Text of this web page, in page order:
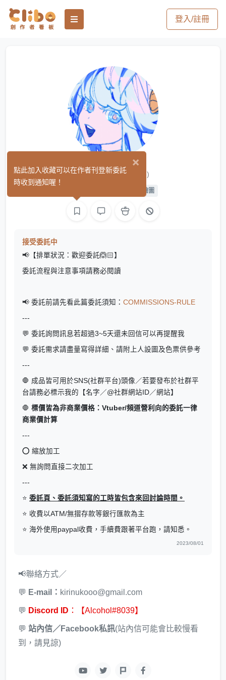
登入/註冊
Alcohol_ (13)
L2D 繪圖
接受委託中
📢【排單狀況：歡迎委託🙆🏻】
委託流程與注意事項請務必閱讀
📢 委託前請先看此篇委託須知： COMMISSIONS-RULE
---
💬 委託詢問訊息若超過3~5天還未回信可以再提醒我
💬 委託需求請盡量寫得詳細、請附上人設圖及色票供參考
---
🛑 成品皆可用於SNS(社群平台)頭像／若要發布於社群平
台請務必標示我的【名字／@社群網站ID／網站】
🛑 標價皆為非商業價格：Vtuber/頻道營利向的委託一律
商業價計算
---
⭕ 縮放加工
❌ 無詢問直接二次加工
---
⭐ 委託頁、委託須知寫的工時皆包含來回討論時間。
⭐ 收費以ATM/無摺存款等銀行匯款為主
⭐ 海外使用paypal收費，手續費跟著平台跑，請知悉。
2023/08/01
📢聯絡方式／
💬 E-mail： kirinukooo@gmail.com
💬 Discord ID ：【Alcohol#8039】
💬 站內信／Facebook私訊(站內信可能會比較慢看
到，請見諒)
×
點此加入收藏可以在作者刊登新委託
時收到通知喔！